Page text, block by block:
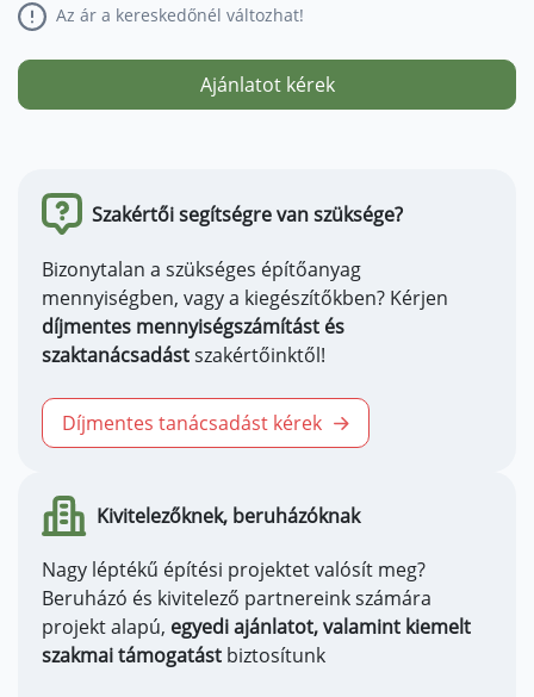
Az ár a kereskedőnél változhat!
Ajánlatot kérek
Szakértői segítségre van szüksége?
Bizonytalan a szükséges építőanyag
mennyiségben, vagy a kiegészítőkben? Kérjen
díjmentes mennyiségszámítást és
szaktanácsadástszakértőinktől!
Díjmentes tanácsadást kérek
Kivitelezőknek, beruházóknak
Nagy léptékű építési projektet valósít meg?
Beruházó és kivitelező partnereink számára
projekt alapú, egyedi ajánlatot, valamint kiemelt
szakmai támogatást biztosítunk